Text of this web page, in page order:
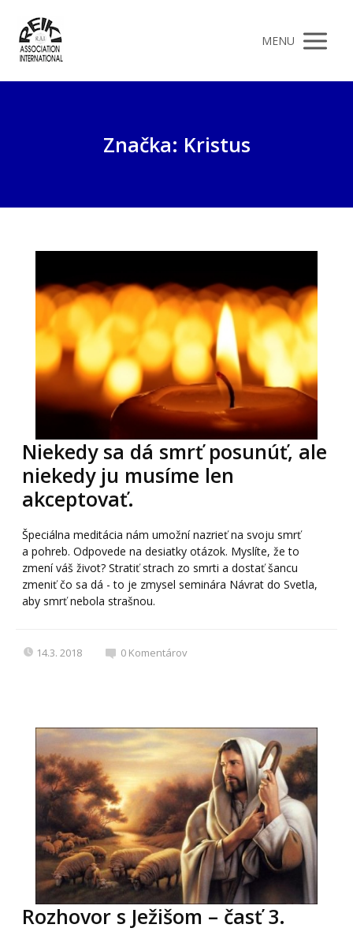
MENU
Značka: Kristus
Niekedy sa dá smrť posunúť, ale
niekedy ju musíme len
akceptovať.
Špeciálna meditácia nám umožní nazrieť na svoju smrť
a pohreb. Odpovede na desiatky otázok. Myslíte, že to
zmení váš život? Stratiť strach zo smrti a dostať šancu
zmeniť čo sa dá - to je zmysel seminára Návrat do Svetla,
aby smrť nebola strašnou.
14.3. 2018 0 Komentárov
Rozhovor s Ježišom – časť 3.